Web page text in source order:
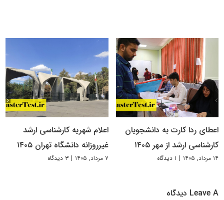
اعطای ردا کارت به دانشجویان
کارشناسی ارشد از مهر ۱۴۰۵
۱۴ مرداد, ۱۴۰۵ | ۱ دیدگاه
اعلام شهریه کارشناسی ارشد
غیرروزانه دانشگاه تهران ۱۴۰۵
۷ مرداد, ۱۴۰۵ | ۳ دیدگاه
Leave A دیدگاه